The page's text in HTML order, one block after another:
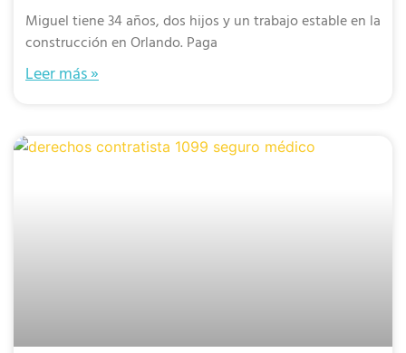
Miguel tiene 34 años, dos hijos y un trabajo estable en la
construcción en Orlando. Paga
Leer más »